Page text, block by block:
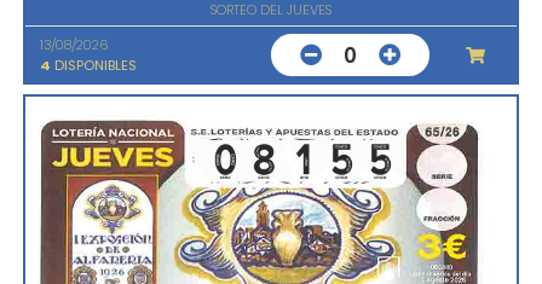
SORTEO DEL JUEVES
13/08/2026
4 DISPONIBLES 0